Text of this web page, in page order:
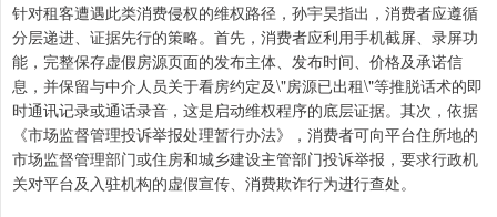
针对租客遭遇此类消费侵权的维权路径，孙宇昊指出，消费者应遵循
分层递进、证据先行的策略。首先，消费者应利用手机截屏、录屏功
能，完整保存虚假房源页面的发布主体、发布时间、价格及承诺信
息，并保留与中介人员关于看房约定及\"房源已出租\"等推脱话术的即
时通讯记录或通话录音，这是启动维权程序的底层证据。其次，依据
《市场监督管理投诉举报处理暂行办法》，消费者可向平台住所地的
市场监督管理部门或住房和城乡建设主管部门投诉举报，要求行政机
关对平台及入驻机构的虚假宣传、消费欺诈行为进行查处。